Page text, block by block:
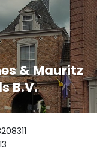
& Mauritz
B.V.